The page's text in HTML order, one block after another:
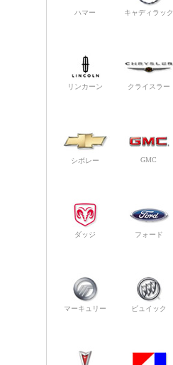
ハマー キャディラック
リンカーン クライスラー
シボレー GMC
ダッジ フォード
マーキュリー ビュイック